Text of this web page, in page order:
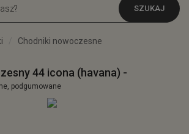
SZUKAJ
Chodniki nowoczesne
44 icona (havana) -
podgumowane